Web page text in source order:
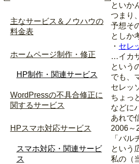
といか
つまり
予想そ
としか
・ セレ
…イカ
という
でも、
セレッ
ちょっ
などに
あれで
2006～
「バル
という
私の（
主なサービス＆ノウハウの
料金表
ホームページ制作・修正
HP制作・関連サービス
WordPressの不具合修正に
関するサービス
HPスマホ対応サービス
スマホ対応・関連サービ
ス